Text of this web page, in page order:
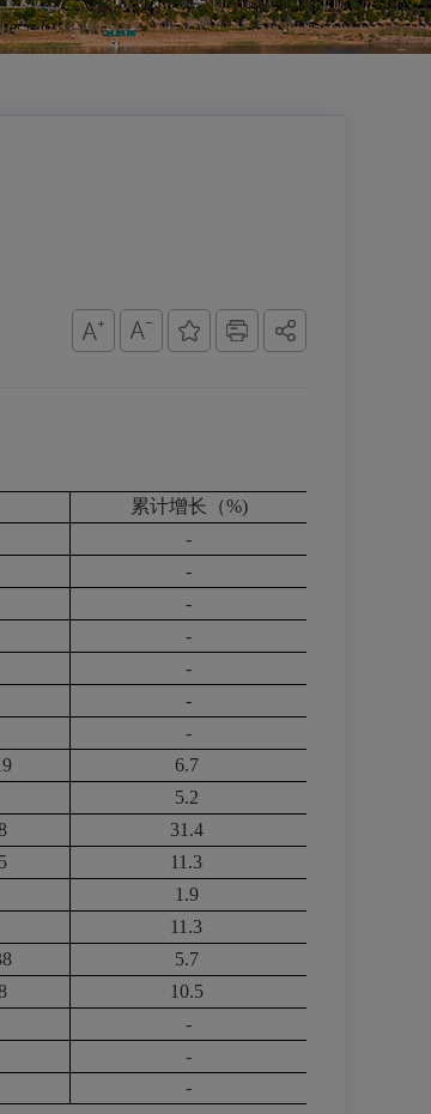
累计增长（%)
-
-
-
-
-
-
-
6.7
5.2
31.4
11.3
1.9
11.3
5.7
10.5
-
-
-